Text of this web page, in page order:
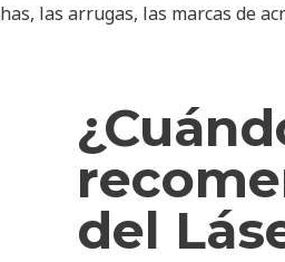
las arrugas, las marcas de
del